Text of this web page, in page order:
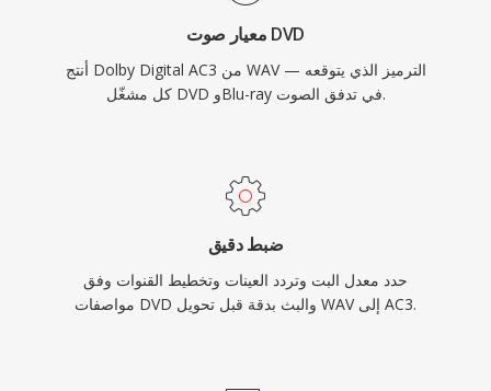
معيار صوت DVD
أنتج Dolby Digital AC3 من WAV — الترميز الذي يتوقعه
كل مشغّل DVD وBlu-ray في تدفق الصوت.
ضبط دقيق
حدد معدل البت وتردد العينات وتخطيط القنوات وفق
مواصفات DVD والبث بدقة قبل تحويل WAV إلى AC3.